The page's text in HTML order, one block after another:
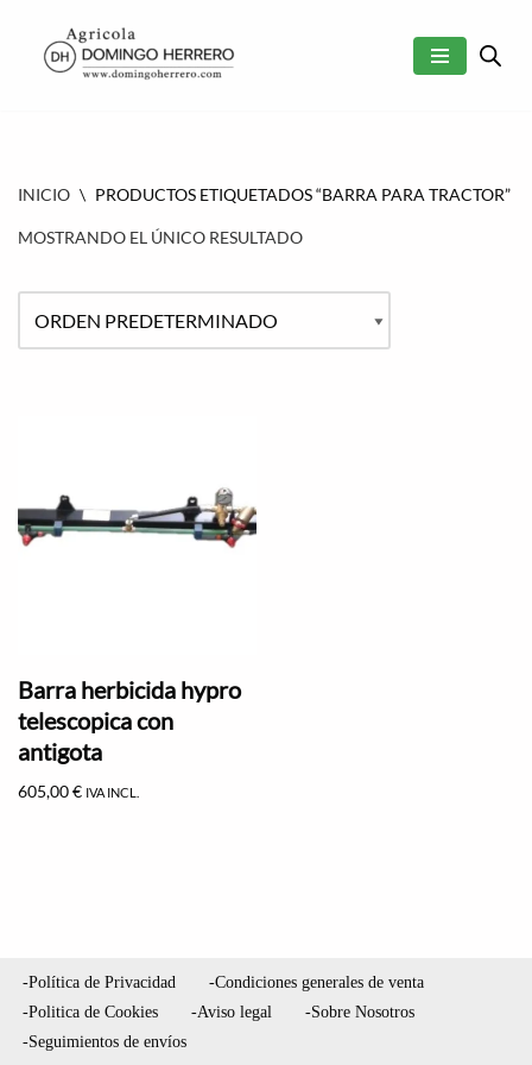
SALTAR
INICIO \ PRODUCTOS ETIQUETADOS “BARRA PARA TRACTOR”
MOSTRANDO EL ÚNICO RESULTADO
Barra herbicida hypro
telescopica con
antigota
605,00€ IVA INCL.
-Política de Privacidad
-Condiciones generales de venta
-Politica de Cookies
-Aviso legal
-Sobre Nosotros
-Seguimientos de envíos